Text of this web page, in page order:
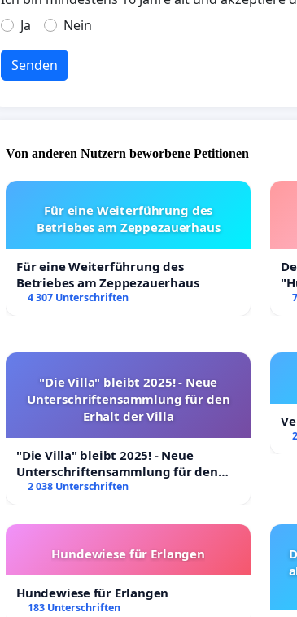
Ja
Nein
Senden
Von anderen Nutzern beworbene Petitionen
Für eine Weiterführung des
Betriebes am Zeppezauerhaus
Für eine Weiterführung des
Betriebes am Zeppezauerhaus
4 307 Unterschriften
"Die Villa" bleibt 2025! - Neue
Unterschriftensammlung für den
Erhalt der Villa
"Die Villa" bleibt 2025! - Neue
Unterschriftensammlung für den
Erhalt der Villa
2 038 Unterschriften
Hundewiese für Erlangen
Hundewiese für Erlangen
183 Unterschriften